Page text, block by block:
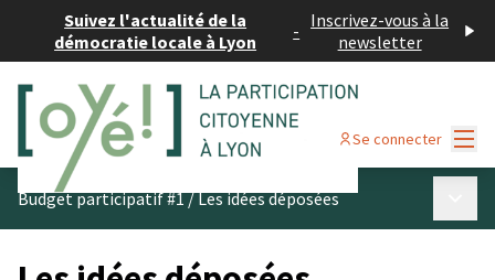
Suivez l'actualité de la
démocratie locale à Lyon
- Inscrivez-vous à la
newsletter
Se connecter
Budget participatif #1/Les idées déposées